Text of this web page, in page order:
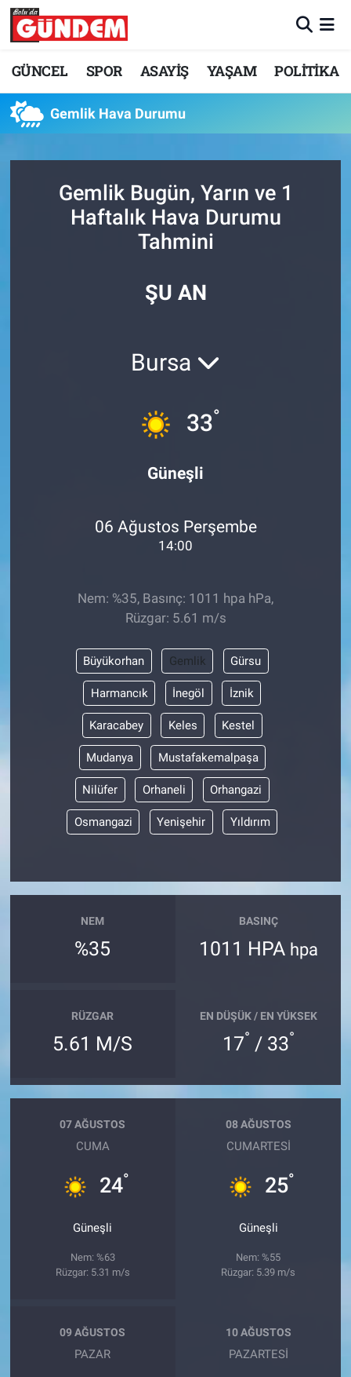
GÜNCEL SPOR ASAYİŞ YAŞAM POLİTİKA
Gemlik Hava Durumu
Gemlik Bugün, Yarın ve 1
Haftalık Hava Durumu
Tahmini
ŞU AN
Bursa
33°
Güneşli
06 Ağustos Perşembe
14:00
Nem: %35, Basınç: 1011 hpa hPa,
Rüzgar: 5.61 m/s
Büyükorhan Gemlik Gürsu
Harmancık İnegöl İznik
Karacabey Keles Kestel
Mudanya Mustafakemalpaşa
Nilüfer Orhaneli Orhangazi
Osmangazi Yenişehir Yıldırım
NEM
%35
BASINÇ
1011 HPA hpa
RÜZGAR
5.61 M/S
EN DÜŞÜK / EN YÜKSEK
17° / 33°
07 AĞUSTOS
CUMA
24°
Güneşli
Nem: %63
Rüzgar: 5.31 m/s
08 AĞUSTOS
CUMARTESI
25°
Güneşli
Nem: %55
Rüzgar: 5.39 m/s
09 AĞUSTOS
PAZAR
10 AĞUSTOS
PAZARTESI
Merkez Nöbetçi Eczaneler
Süper Lig Puan Durumu ve Fikstür
Tüm Manşetler